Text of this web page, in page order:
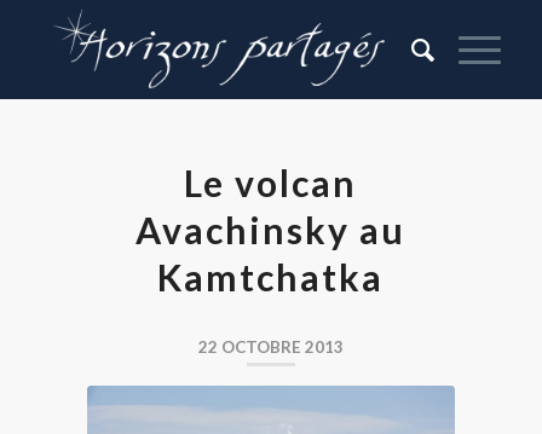
Le volcan
Avachinsky au
Kamtchatka
22 OCTOBRE 2013